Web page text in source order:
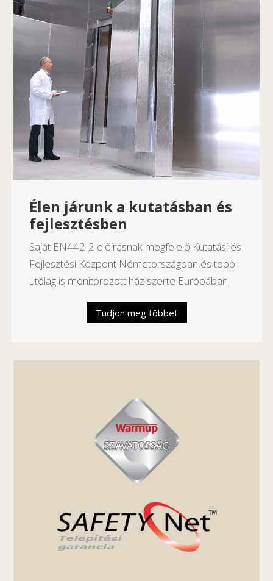
Élen járunk a kutatásban és
fejlesztésben
Saját EN442-2 előírásnak megfelelő Kutatási és
Fejlesztési Központ Németországban,és több
utólag is monitorozott ház szerte Európában.
Tudjon meg többet